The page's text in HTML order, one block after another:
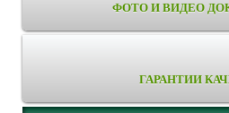
ФОТО И ВИДЕО
ГАРАНТИИ